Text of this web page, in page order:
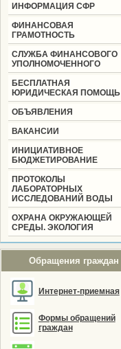
ИНФОРМАЦИЯ СФР
ФИНАНСОВАЯ
ГРАМОТНОСТЬ
СЛУЖБА ФИНАНСОВОГО
УПОЛНОМОЧЕННОГО
БЕСПЛАТНАЯ
ЮРИДИЧЕСКАЯ ПОМОЩЬ
ОБЪЯВЛЕНИЯ
ВАКАНСИИ
ИНИЦИАТИВНОЕ
БЮДЖЕТИРОВАНИЕ
ПРОТОКОЛЫ
ЛАБОРАТОРНЫХ
ИССЛЕДОВАНИЙ ВОДЫ
ОХРАНА ОКРУЖАЮЩЕЙ
СРЕДЫ. ЭКОЛОГИЯ
Обращения граждан
Интернет-приемная
Формы обращений
граждан